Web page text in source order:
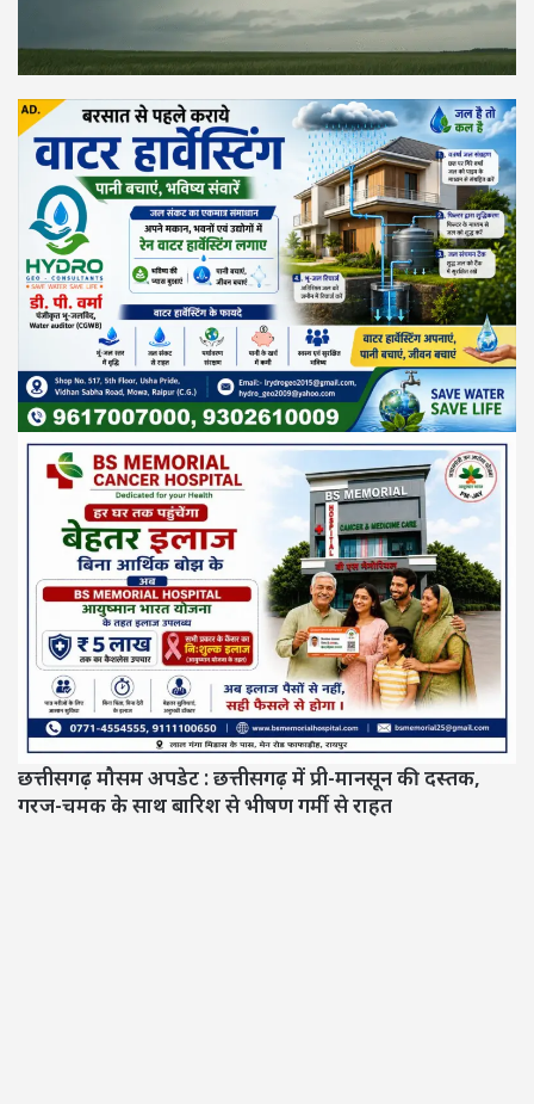
छत्तीसगढ़ मौसम अपडेट :छत्तीसगढ़ में प्री-मानसून की दस्तक,
गरज-चमक के साथ बारिश से भीषण गर्मी से राहत